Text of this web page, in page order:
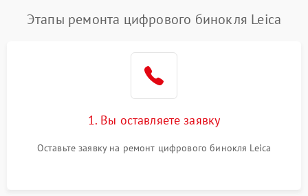
Этапы ремонта цифрового бинокля Leica
1. Вы оставляете заявку
Оставьте заявку на ремонт цифрового бинокля Leica